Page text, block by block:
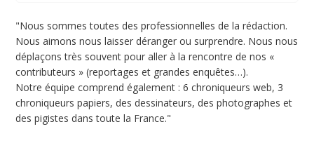
"Nous sommes toutes des professionnelles de la rédaction.
Nous aimons nous laisser déranger ou surprendre. Nous nous
déplaçons très souvent pour aller à la rencontre de nos «
contributeurs » (reportages et grandes enquêtes…).
Notre équipe comprend également : 6 chroniqueurs web, 3
chroniqueurs papiers, des dessinateurs, des photographes et
des pigistes dans toute la France."